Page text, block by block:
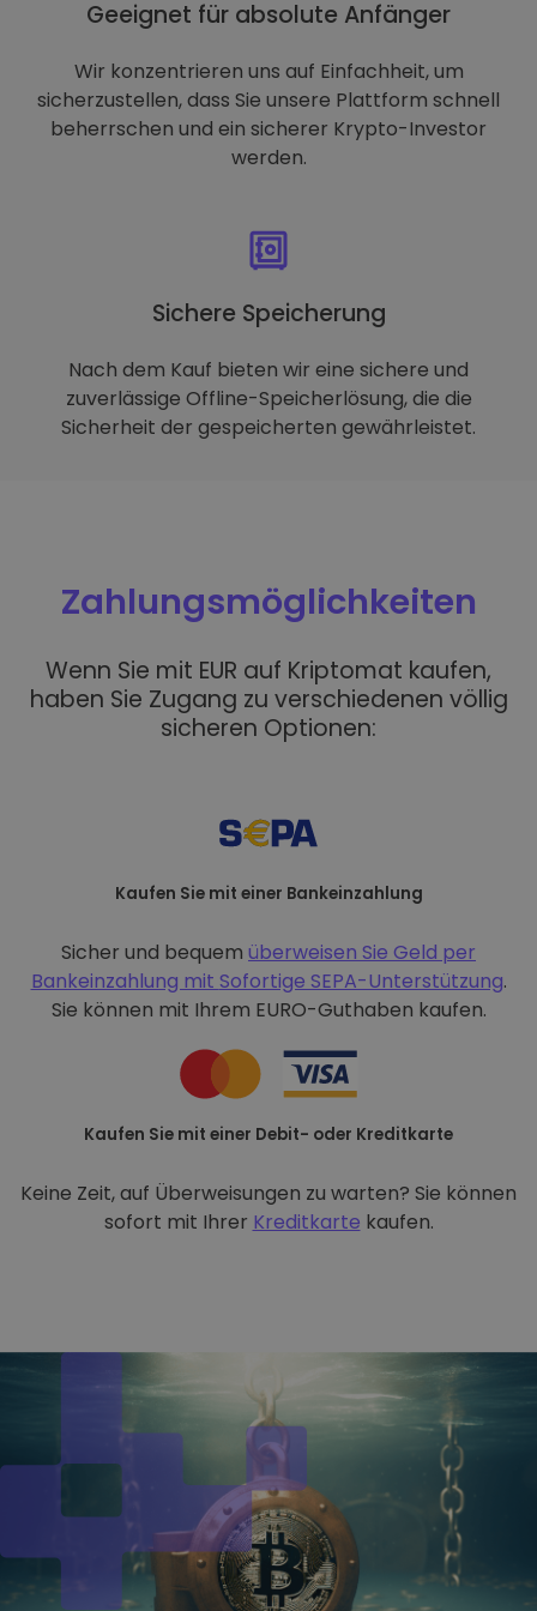
Geeignet für absolute Anfänger
Wir konzentrieren uns auf Einfachheit, um
sicherzustellen, dass Sie unsere Plattform schnell
beherrschen und ein sicherer Krypto-Investor
werden.
Sichere Speicherung
Nach dem Kauf bieten wir eine sichere und
zuverlässige Offline-Speicherlösung, die die
Sicherheit der gespeicherten gewährleistet.
Zahlungsmöglichkeiten
Wenn Sie mit EUR auf Kriptomat kaufen,
haben Sie Zugang zu verschiedenen völlig
sicheren Optionen:
Kaufen Sie mit einer Bankeinzahlung
Sicher und bequem überweisen Sie Geld per
Bankeinzahlung mit Sofortige SEPA-Unterstützung.
Sie können mit Ihrem EURO-Guthaben kaufen.
Kaufen Sie mit einer Debit- oder Kreditkarte
Keine Zeit, auf Überweisungen zu warten? Sie können
sofort mit Ihrer Kreditkarte kaufen.